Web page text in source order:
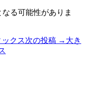
る可能性がありま
クス次の投稿 → 大き